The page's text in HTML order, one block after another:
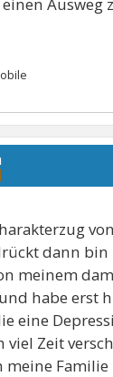
dann
meinem
habe erst
eine
viel Zeit
meine